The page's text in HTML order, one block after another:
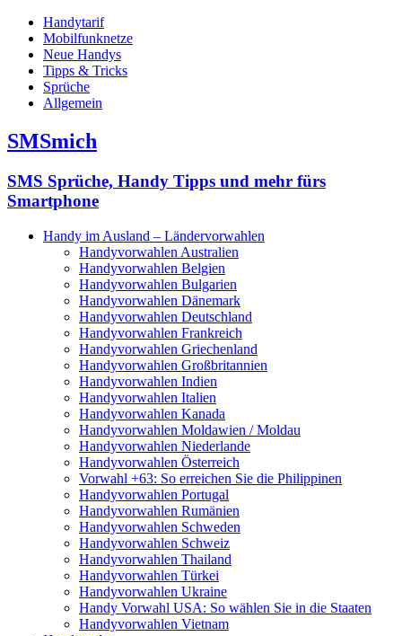
Handytarif
Mobilfunknetze
Neue Handys
Tipps & Tricks
Sprüche
Allgemein
SMSmich
SMS Sprüche, Handy Tipps und mehr fürs
Smartphone
Handy im Ausland – Ländervorwahlen
Handyvorwahlen Australien
Handyvorwahlen Belgien
Handyvorwahlen Bulgarien
Handyvorwahlen Dänemark
Handyvorwahlen Deutschland
Handyvorwahlen Frankreich
Handyvorwahlen Griechenland
Handyvorwahlen Großbritannien
Handyvorwahlen Indien
Handyvorwahlen Italien
Handyvorwahlen Kanada
Handyvorwahlen Moldawien / Moldau
Handyvorwahlen Niederlande
Handyvorwahlen Österreich
Vorwahl +63: So erreichen Sie die Philippinen
Handyvorwahlen Portugal
Handyvorwahlen Rumänien
Handyvorwahlen Schweden
Handyvorwahlen Schweiz
Handyvorwahlen Thailand
Handyvorwahlen Türkei
Handyvorwahlen Ukraine
Handy Vorwahl USA: So wählen Sie in die Staaten
Handyvorwahlen Vietnam